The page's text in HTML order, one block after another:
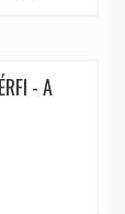
- A